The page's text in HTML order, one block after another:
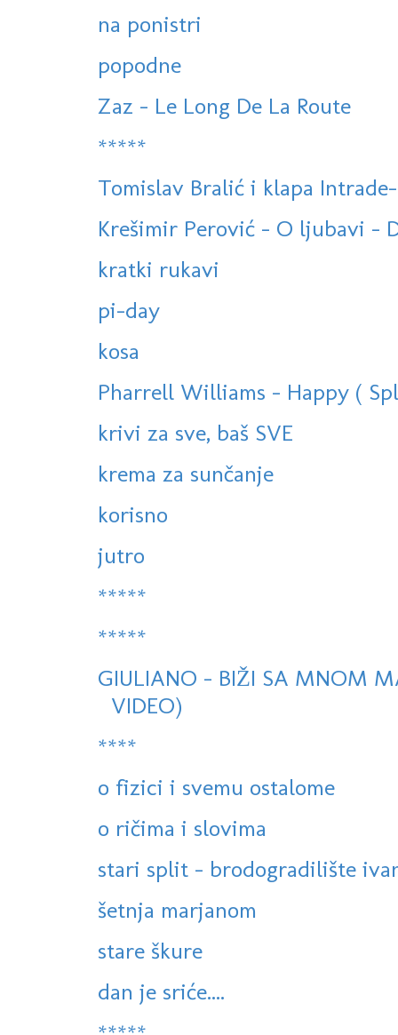
na ponistri
popodne
Zaz - Le Long De La Route
*****
Tomislav Bralić i klapa
Krešimir Perović - O ljubavi -
kratki rukavi
pi-day
kosa
Pharrell Williams - Happy (
krivi za sve, baš SVE
krema za sunčanje
korisno
jutro
*****
*****
GIULIANO - BIŽI SA MNOM
VIDEO)
****
o fizici i svemu ostalome
o ričima i slovima
stari split - brodogradilište
šetnja marjanom
stare škure
dan je sriće....